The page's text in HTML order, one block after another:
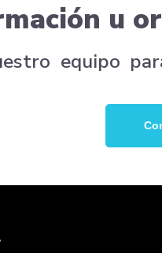
u
equipo